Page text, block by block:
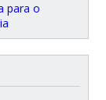
para o